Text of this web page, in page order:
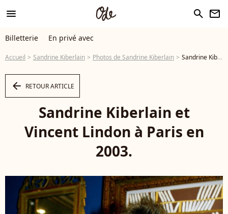
menu search newsletter
Billetterie En privé avec
Accueil Sandrine Kiberlain Photos de Sandrine Kiberlain Sandrine Kiberlain et Vincent Lindon à Paris en 2003. - Photo
arrow_left RETOUR ARTICLE
Sandrine Kiberlain et
Vincent Lindon à Paris en
2003.